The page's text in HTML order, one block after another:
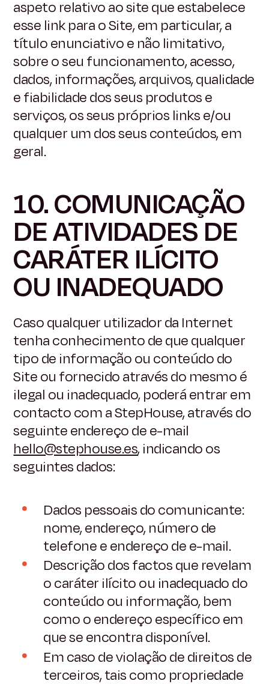
aspeto relativo ao site que estabelece
esse link para o Site, em particular, a
título enunciativo e não limitativo,
sobre o seu funcionamento, acesso,
dados, informações, arquivos, qualidade
e fiabilidade dos seus produtos e
serviços, os seus próprios links e/ou
qualquer um dos seus conteúdos, em
geral.
10. COMUNICAÇÃO
DE ATIVIDADES DE
CARÁTER ILÍCITO
OU INADEQUADO
Caso qualquer utilizador da Internet
tenha conhecimento de que qualquer
tipo de informação ou conteúdo do
Site ou fornecido através do mesmo é
ilegal ou inadequado, poderá entrar em
contacto com a StepHouse, através do
seguinte endereço de e-mail
hello@stephouse.es, indicando os
seguintes dados:
Dados pessoais do comunicante:
nome, endereço, número de
telefone e endereço de e-mail.
Descrição dos factos que revelam
o caráter ilícito ou inadequado do
conteúdo ou informação, bem
como o endereço específico em
que se encontra disponível.
Em caso de violação de direitos de
terceiros, tais como propriedade